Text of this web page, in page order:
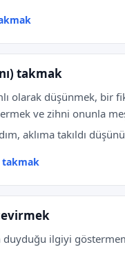
takmak
olarak düşünmek, bir
ve zihni onunla
aklıma takıldı
takmak
duyduğu ilgiyi